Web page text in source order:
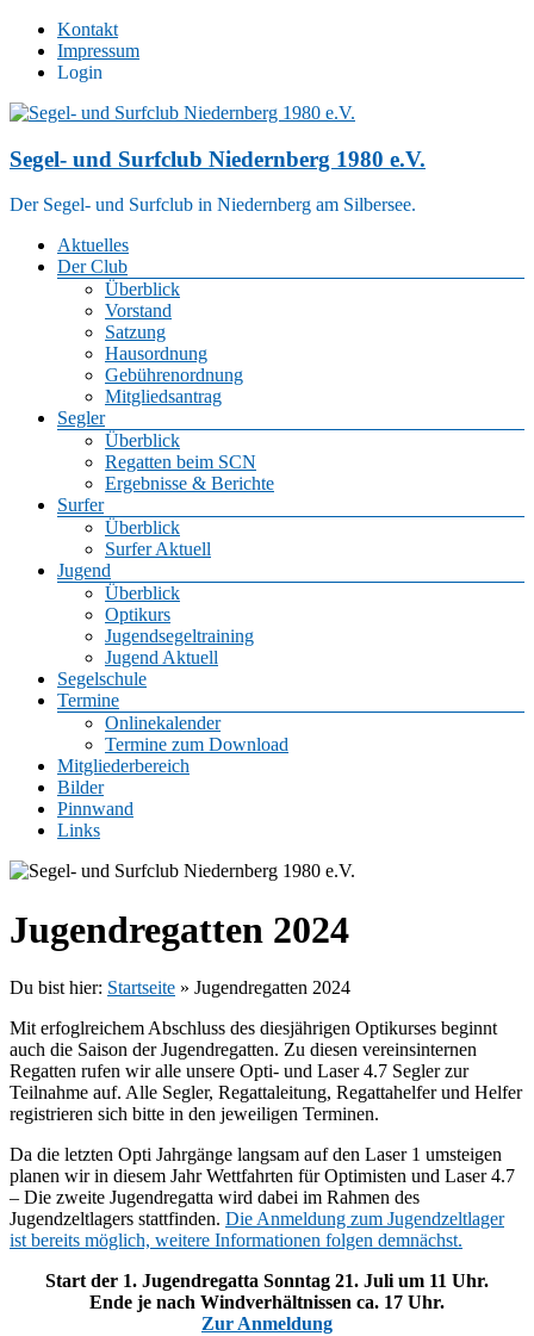
Zum
Inhalt
springen
Kontakt
Impressum
Login
Segel- und Surfclub Niedernberg 1980 e.V.
Der Segel- und Surfclub in Niedernberg am Silbersee.
Menü
Aktuelles
Der Club
Überblick
Vorstand
Satzung
Hausordnung
Gebührenordnung
Mitgliedsantrag
Segler
Überblick
Regatten beim SCN
Ergebnisse & Berichte
Surfer
Überblick
Surfer Aktuell
Jugend
Überblick
Optikurs
Jugendsegeltraining
Jugend Aktuell
Segelschule
Termine
Onlinekalender
Termine zum Download
Mitgliederbereich
Bilder
Pinnwand
Links
Jugendregatten 2024
Du bist hier: Startseite » Jugendregatten 2024
Mit erfoglreichem Abschluss des diesjährigen Optikurses beginnt
auch die Saison der Jugendregatten. Zu diesen vereinsinternen
Regatten rufen wir alle unsere Opti- und Laser 4.7 Segler zur
Teilnahme auf. Alle Segler, Regattaleitung, Regattahelfer und Helfer
registrieren sich bitte in den jeweiligen Terminen.
Da die letzten Opti Jahrgänge langsam auf den Laser 1 umsteigen
planen wir in diesem Jahr Wettfahrten für Optimisten und Laser 4.7
– Die zweite Jugendregatta wird dabei im Rahmen des
Jugendzeltlagers stattfinden. Die Anmeldung zum Jugendzeltlager
ist bereits möglich, weitere Informationen folgen demnächst.
Start der 1. Jugendregatta Sonntag 21. Juli um 11 Uhr.
Ende je nach Windverhältnissen ca. 17 Uhr.
Zur Anmeldung